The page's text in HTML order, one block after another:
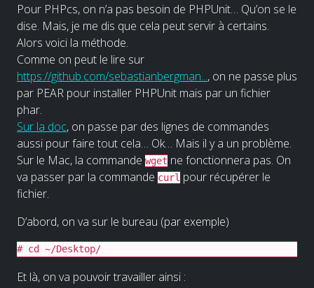
Pour PHPcs, on n’a pas besoin de PHPUnit… Qu’on se le
dise. Mais, je me dis que cela peut servir à certains.
Alors voici la méthode.
Comme on peut le lire sur
https://github.com/sebastianbergman..., on ne passe plus
par PEAR pour installer PHPUnit mais par un fichier
phar.
Sur la doc, on passe par des lignes de commandes
aussi pour faire tout cela… Ok… Mais il y a un problème.
Sur le Mac, la commande wget ne fonctionnera pas. On
va passer par la commande curl pour récupérer le
fichier.
D’abord, on va sur le bureau (par exemple)
# cd ~/Desktop/
Et là, on va pouvoir travailler ainsi :